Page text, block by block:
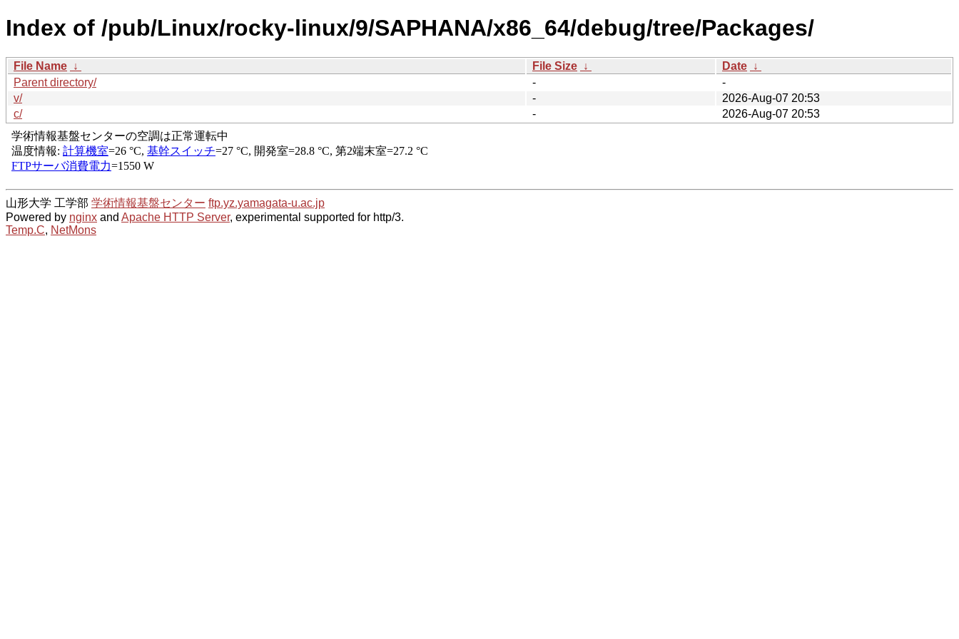
Index of /pub/Linux/rocky-linux/9/SAPHANA/x86_64/debug/tree/Packages/
File Name ↓ File Size ↓ Date ↓
Parent directory/
-
-
v/
-
2026-Aug-07 20:53
c/
- 2026-Aug-07 20:53
山形大学 工学部 学術情報基盤センター ftp.yz.yamagata-u.ac.jp
Powered by nginx and Apache HTTP Server, experimental supported for http/3.
Temp.C, NetMons